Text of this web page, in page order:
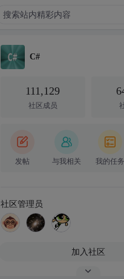
C#
111,129
社区成员
发帖 与我相关 我的任务
社区管理员
加入社区